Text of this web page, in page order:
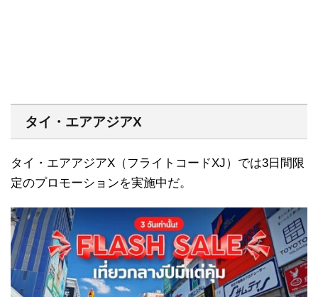
タイ・エアアジアX
タイ・エアアジアX（フライトコードXJ）では3日間限
定のプロモーションを実施中だ。